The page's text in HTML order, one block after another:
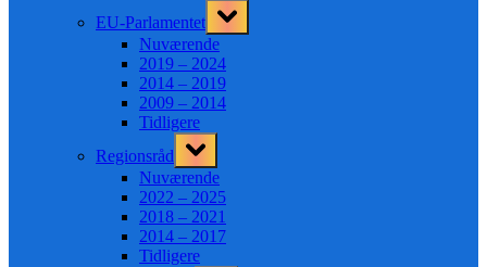
EU-Parlamentet
Toggle
sub-
menu
Nuværende
2019 – 2024
2014 – 2019
2009 – 2014
Tidligere
Regionsråd
Toggle
sub-
menu
Nuværende
2022 – 2025
2018 – 2021
2014 – 2017
Tidligere